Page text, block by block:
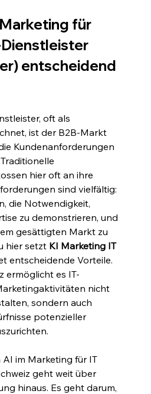
für
entscheidend
oft als
ist der B2B-Markt
Kundenanforderungen
hier oft an ihre
sind vielfältig:
die Notwendigkeit,
zu demonstrieren, und
gesättigten Markt zu
hier setzt KI Marketing IT
entscheidende Vorteile.
ermöglicht es IT-
nicht
sondern auch
potenzieller
im Marketing für IT
geht weit über
hinaus. Es geht darum,